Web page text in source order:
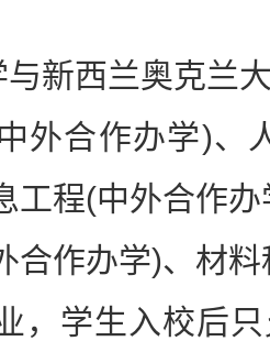
西兰奥克兰大
外合作办学)、
工程(中外合作
合作办学)、材
，学生入校后